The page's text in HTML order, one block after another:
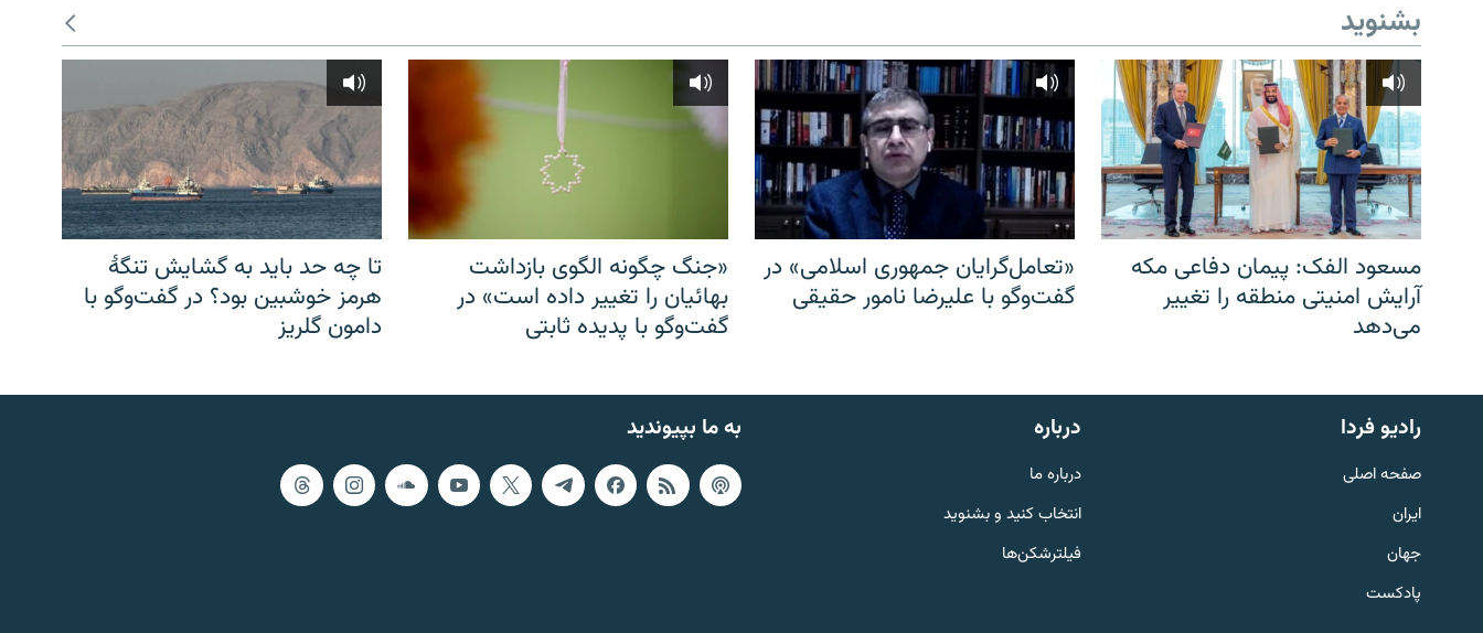
English
به ما بپیوندید
بشنوید
مسعود الفک: پیمان دفاعی مکه
آرایش امنیتی منطقه را تغییر
می‌دهد
«تعامل‌گرایان جمهوری اسلامی» در
گفت‌وگو با علیرضا نامور حقیقی
«جنگ چگونه الگوی بازداشت
بهائیان را تغییر داده است» در
گفت‌وگو با پدیده ثابتی
تا چه حد باید به گشایش تنگهٔ
هرمز خوشبین بود؟ در گفت‌وگو با
دامون گلریز
به ما بپیوندید رادیو فردا
صفحه اصلی
ایران
جهان
پادکست
درباره
درباره ما
انتخاب کنید و بشنوید
فیلترشکن‌ها